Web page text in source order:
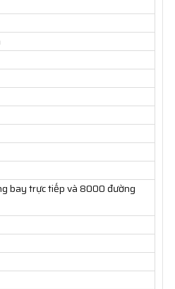
bay trực tiếp và 8000 đường